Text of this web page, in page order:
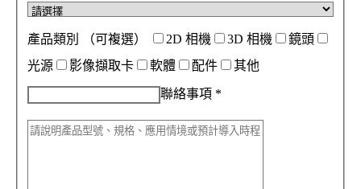
產品類別 （可複選） 2D 相機 3D 相機
鏡頭
光源
影像擷取卡 軟體 配件 其他
聯絡事項 *